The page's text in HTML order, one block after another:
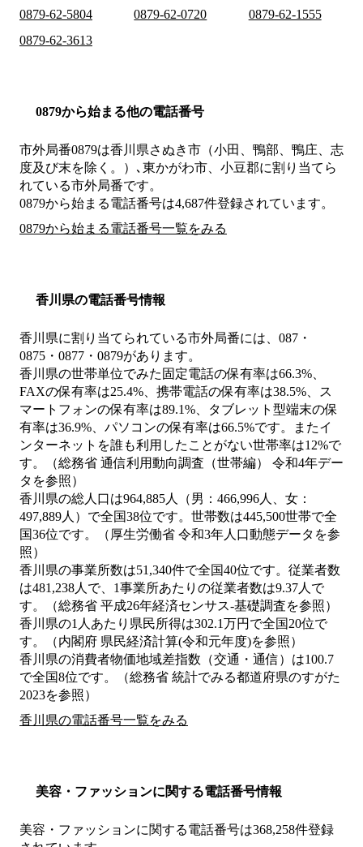
0879-62-5804
0879-62-0720
0879-62-1555
0879-62-3613
0879から始まる他の電話番号
市外局番0879は香川県さぬき市（小田、鴨部、鴨庄、志
度及び末を除く。）､東かがわ市、小豆郡に割り当てら
れている市外局番です。
0879から始まる電話番号は4,687件登録されています。
0879から始まる電話番号一覧をみる
香川県の電話番号情報
香川県に割り当てられている市外局番には、087・
0875・0877・0879があります。
香川県の世帯単位でみた固定電話の保有率は66.3%、
FAXの保有率は25.4%、携帯電話の保有率は38.5%、ス
マートフォンの保有率は89.1%、タブレット型端末の保
有率は36.9%、パソコンの保有率は66.5%です。またイ
ンターネットを誰も利用したことがない世帯率は12%で
す。（総務省 通信利用動向調査（世帯編） 令和4年デー
タを参照）
香川県の総人口は964,885人（男：466,996人、女：
497,889人）で全国38位です。世帯数は445,500世帯で全
国36位です。（厚生労働省 令和3年人口動態データを参
照）
香川県の事業所数は51,340件で全国40位です。従業者数
は481,238人で、1事業所あたりの従業者数は9.37人で
す。（総務省 平成26年経済センサス‐基礎調査を参照）
香川県の1人あたり県民所得は302.1万円で全国20位で
す。（内閣府 県民経済計算(令和元年度)を参照）
香川県の消費者物価地域差指数（交通・通信）は100.7
で全国8位です。（総務省 統計でみる都道府県のすがた
2023を参照）
香川県の電話番号一覧をみる
美容・ファッションに関する電話番号情報
美容・ファッションに関する電話番号は368,258件登録